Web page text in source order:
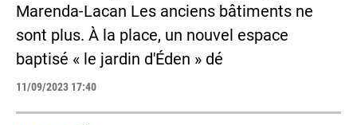
Marenda-Lacan Les anciens bâtiments ne
sont plus. À la place, un nouvel espace
baptisé « le jardin d'Éden » dé
11/09/2023 17:40